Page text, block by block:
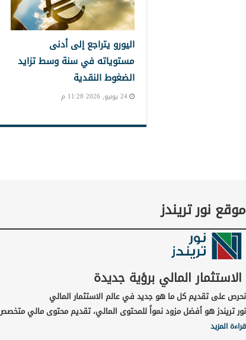
اليورو يتراجع إلى أدنى
مستوياته في سنة وسط تزايد
الضغوط النقدية
24 يونيو, 2026 11:28 م
موقع نور تريندز
الاستثمار المالي برؤية جديدة
نحرص على تقديم كل ما هو جديد في عالم الاستثمار المالي
نور تريندز هو أفضل مزود نمواً للمحتوى المالي، تقديم محتوى مالي
قراءة المزيد